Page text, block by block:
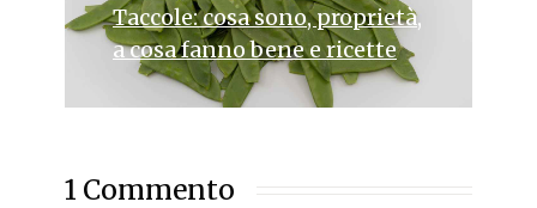
Taccole: cosa sono, proprietà,
a cosa fanno bene e ricette
1 Commento